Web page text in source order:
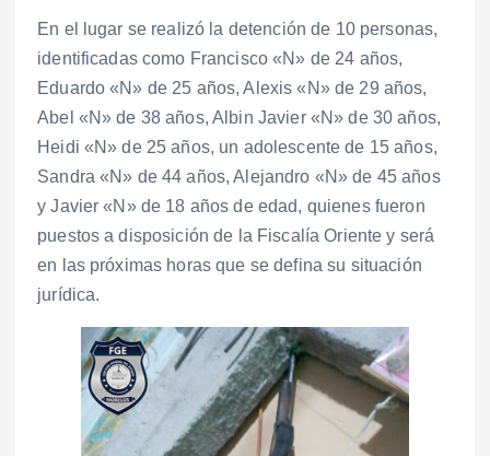
En el lugar se realizó la detención de 10 personas,
identificadas como Francisco «N» de 24 años,
Eduardo «N» de 25 años, Alexis «N» de 29 años,
Abel «N» de 38 años, Albin Javier «N» de 30 años,
Heidi «N» de 25 años, un adolescente de 15 años,
Sandra «N» de 44 años, Alejandro «N» de 45 años
y Javier «N» de 18 años de edad, quienes fueron
puestos a disposición de la Fiscalía Oriente y será
en las próximas horas que se defina su situación
jurídica.